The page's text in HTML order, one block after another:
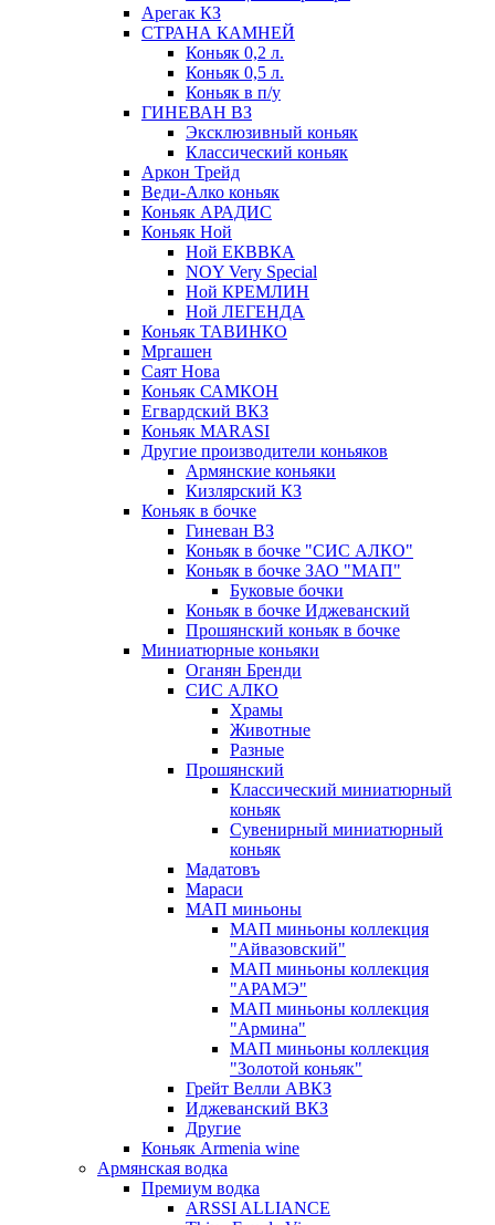
Арегак КЗ
СТРАНА КАМНЕЙ
Коньяк 0,2 л.
Коньяк 0,5 л.
Коньяк в п/у
ГИНЕВАН ВЗ
Эксклюзивный коньяк
Классический коньяк
Аркон Трейд
Веди-Алко коньяк
Коньяк АРАДИС
Коньяк Ной
Ной ЕКВВКА
NOY Very Special
Ной КРЕМЛИН
Ной ЛЕГЕНДА
Коньяк ТАВИНКО
Мргашен
Саят Нова
Коньяк САМКОН
Егвардский ВКЗ
Коньяк MARASI
Другие производители коньяков
Армянские коньяки
Кизлярский КЗ
Коньяк в бочке
Гиневан ВЗ
Коньяк в бочке "СИС АЛКО"
Коньяк в бочке ЗАО "МАП"
Буковые бочки
Коньяк в бочке Иджеванский
Прошянский коньяк в бочке
Миниатюрные коньяки
Оганян Бренди
СИС АЛКО
Храмы
Животные
Разные
Прошянский
Классический миниатюрный
коньяк
Сувенирный миниатюрный
коньяк
Мадатовъ
Мараси
МАП миньоны
МАП миньоны коллекция
"Айвазовский"
МАП миньоны коллекция
"АРАМЭ"
МАП миньоны коллекция
"Армина"
МАП миньоны коллекция
"Золотой коньяк"
Грейт Велли АВКЗ
Иджеванский ВКЗ
Другие
Коньяк Armenia wine
Армянская водка
Премиум водка
ARSSI ALLIANCE